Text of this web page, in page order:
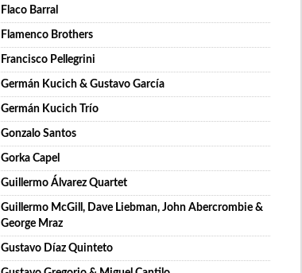
Flaco Barral
Flamenco Brothers
Francisco Pellegrini
Germán Kucich & Gustavo García
Germán Kucich Trío
Gonzalo Santos
Gorka Capel
Guillermo Álvarez Quartet
Guillermo McGill, Dave Liebman, John Abercrombie &
George Mraz
Gustavo Díaz Quinteto